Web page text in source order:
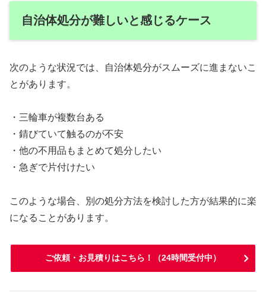
自治体処分が難しいと感じるケース
次のような状況では、自治体処分がスムーズに進まないこ
とがあります。
・三輪車が複数台ある
・錆びていて触るのが不安
・他の不用品もまとめて処分したい
・急ぎで片付けたい
このような場合、別の処分方法を検討した方が結果的に楽
になることがあります。
ご依頼・お見積りはこちら！（24時間受付中）